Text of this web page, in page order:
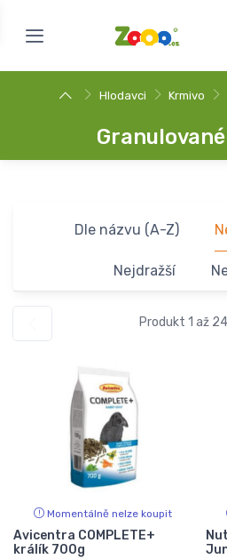
Hlodavci Krmivo
Dle názvu (A-Z)
Nejdražší
Produkt 1 až
Momentálně nelze koupit
Avicentra COMPLETE+
králík 700g